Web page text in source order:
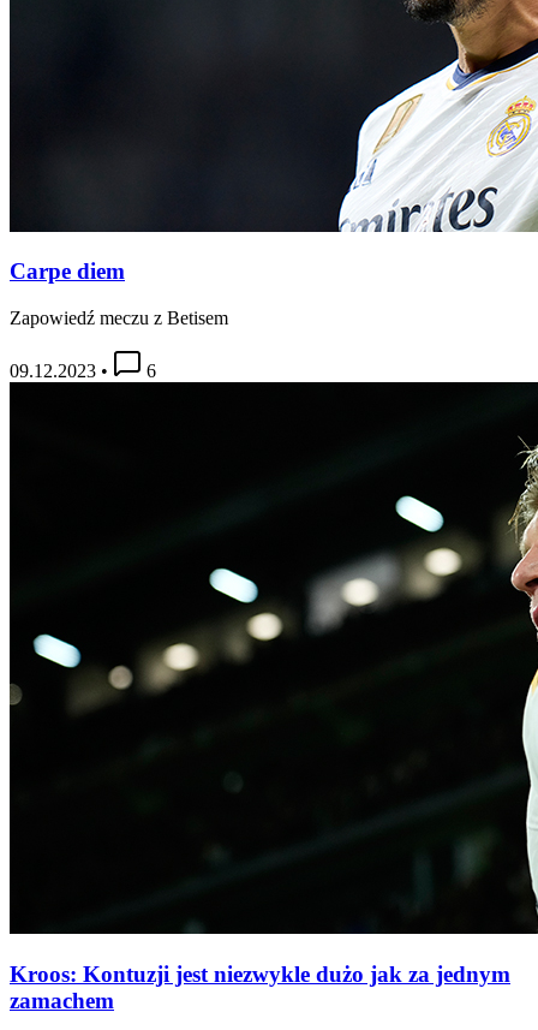
Carpe diem
Zapowiedź meczu z Betisem
09.12.2023 • 6
Kroos: Kontuzji jest niezwykle dużo jak za jednym
zamachem